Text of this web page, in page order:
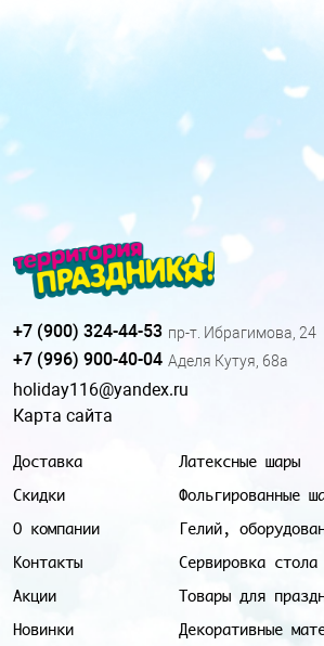
Доставка
Скидки
О компании
Контакты
Акции
Новинки
Латексные шары
Фольгированные
Гелий,
Сервировка стола
Товары для
Декоративные
+7 (900) 324-44-53 пр-т. Ибрагимова, 24
+7 (996) 900-40-04 Аделя Кутуя, 68а
holiday116@yandex.ru
Карта сайта